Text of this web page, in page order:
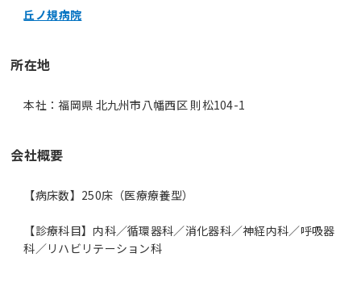
丘ノ規病院
所在地
本社：福岡県 北九州市八幡西区 則松104-1
会社概要
【病床数】250床（医療療養型）
【診療科目】内科／循環器科／消化器科／神経内科／呼吸器
科／リハビリテーション科